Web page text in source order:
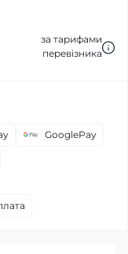
за тарифами
перевізника
GooglePay